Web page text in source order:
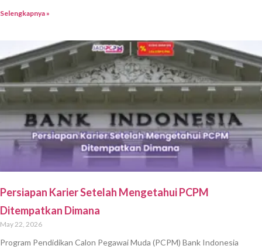
Selengkapnya »
Persiapan Karier Setelah Mengetahui PCPM
Ditempatkan Dimana
May 22, 2026
Program Pendidikan Calon Pegawai Muda (PCPM) Bank Indonesia